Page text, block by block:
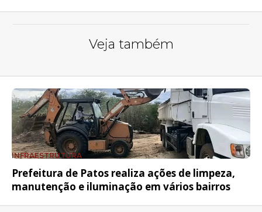
Veja também
INFRAESTRUTURA
Prefeitura de Patos realiza ações de limpeza,
manutenção e iluminação em vários bairros